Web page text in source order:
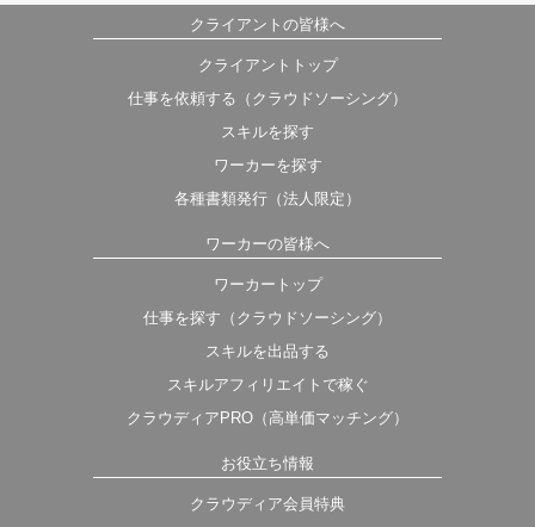
クライアントの皆様へ
クライアントトップ
仕事を依頼する（クラウドソーシング）
スキルを探す
ワーカーを探す
各種書類発行（法人限定）
ワーカーの皆様へ
ワーカートップ
仕事を探す（クラウドソーシング）
スキルを出品する
スキルアフィリエイトで稼ぐ
クラウディアPRO（高単価マッチング）
お役立ち情報
クラウディア会員特典